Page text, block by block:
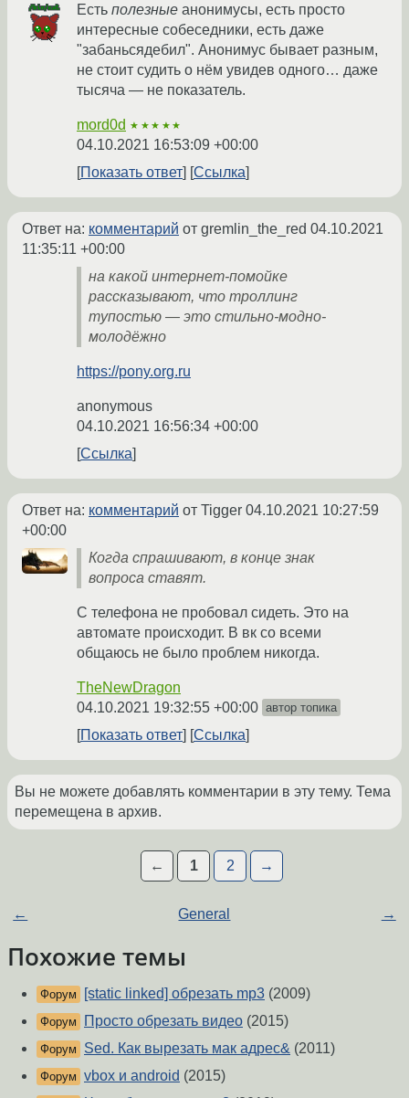
Есть полезные анонимусы, есть просто
интересные собеседники, есть даже
"забаньсядебил". Анонимус бывает разным,
не стоит судить о нём увидев одного… даже
тысяча — не показатель.
mord0d ★★★★★
04.10.2021 16:53:09 +00:00
Показать ответ
Ссылка
Ответ на: комментарий от gremlin_the_red 04.10.2021
11:35:11 +00:00
на какой интернет-помойке
рассказывают, что троллинг
тупостью — это стильно-модно-
молодёжно
https://pony.org.ru
anonymous
04.10.2021 16:56:34 +00:00
Ссылка
Ответ на: комментарий от Tigger 04.10.2021 10:27:59
+00:00
Когда спрашивают, в конце знак
вопроса ставят.
С телефона не пробовал сидеть. Это на
автомате происходит. В вк со всеми
общаюсь не было проблем никогда.
TheNewDragon
04.10.2021 19:32:55 +00:00 автор топика
Показать ответ Ссылка
Вы не можете добавлять комментарии в эту тему. Тема
перемещена в архив.
← 1 2 →
← General →
Похожие темы
Форум [static linked] обрезать mp3 (2009)
Форум Просто обрезать видео (2015)
Форум Sed. Как вырезать мак адрес& (2011)
Форум vbox и android (2015)